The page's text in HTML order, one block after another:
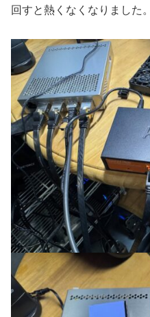
回すと熱くなくなりました